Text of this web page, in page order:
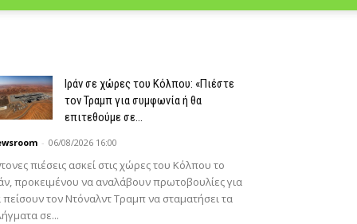
Ιράν σε χώρες του Κόλπου: «Πιέστε
τον Τραμπ για συμφωνία ή θα
επιτεθούμε σε...
- 06/08/2026 16:00
πιέσεις ασκεί στις χώρες του Κόλπου το
προκειμένου να αναλάβουν πρωτοβουλίες για
πείσουν τον Ντόναλντ Τραμπ να σταματήσει τα
σε...